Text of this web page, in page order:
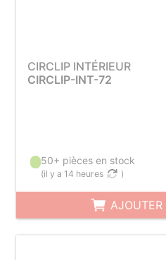
CIRCLIP INTÉRIEUR
CIRCLIP-INT-72
50+ pièces en stock
(il y a 14 heures )
AJOUTER